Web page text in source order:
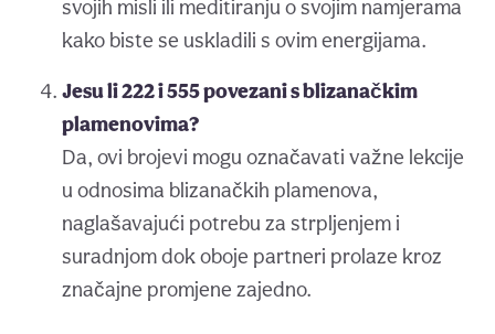
svojih misli ili meditiranju o svojim namjerama
kako biste se uskladili s ovim energijama.
Jesu li 222 i 555 povezani s blizanačkim
plamenovima?
Da, ovi brojevi mogu označavati važne lekcije
u odnosima blizanačkih plamenova,
naglašavajući potrebu za strpljenjem i
suradnjom dok oboje partneri prolaze kroz
značajne promjene zajedno.